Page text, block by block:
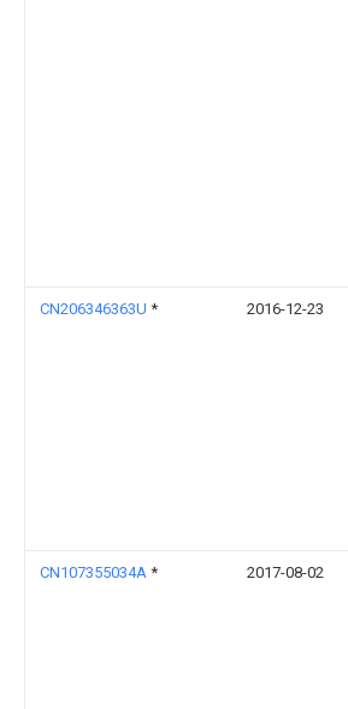
CN206346363U * 2016-12-23
CN107355034A * 2017-08-02